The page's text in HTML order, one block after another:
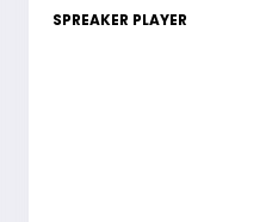
SPREAKER PLAYER